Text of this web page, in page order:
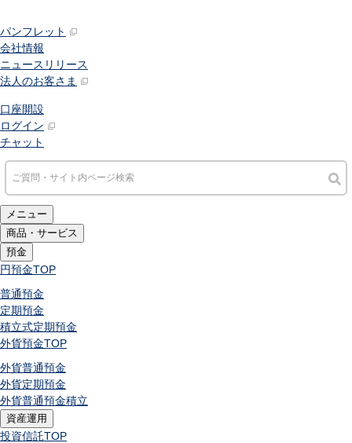
パンフレット
会社情報
ニュースリリース
法人のお客さま
口座開設
ログイン
チャット
メニュー
商品・サービス
預金
円預金TOP
普通預金
定期預金
積立式定期預金
外貨預金TOP
外貨普通預金
外貨定期預金
外貨普通預金積立
資産運用
投資信託TOP